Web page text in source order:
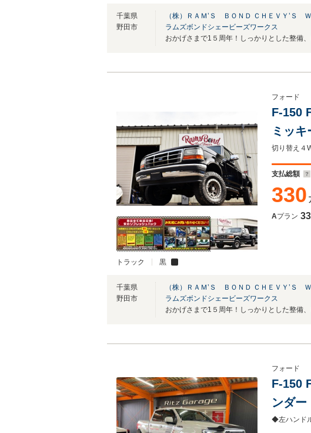
千葉県
野田市
（株）ＲＡＭ’Ｓ ＢＯＮＤ ＣＨＥＶＹ’Ｓ
ラムズボンドシェービーズワークス
トラック 黒
フォード
F-150
ミッ
クカ
支払総額
330
Aプラン
千葉県
野田市
（株）ＲＡＭ’Ｓ ＢＯＮＤ ＣＨＥＶＹ’Ｓ
ラムズボンドシェービーズワークス
フォード
F-150
ンダ
フト6